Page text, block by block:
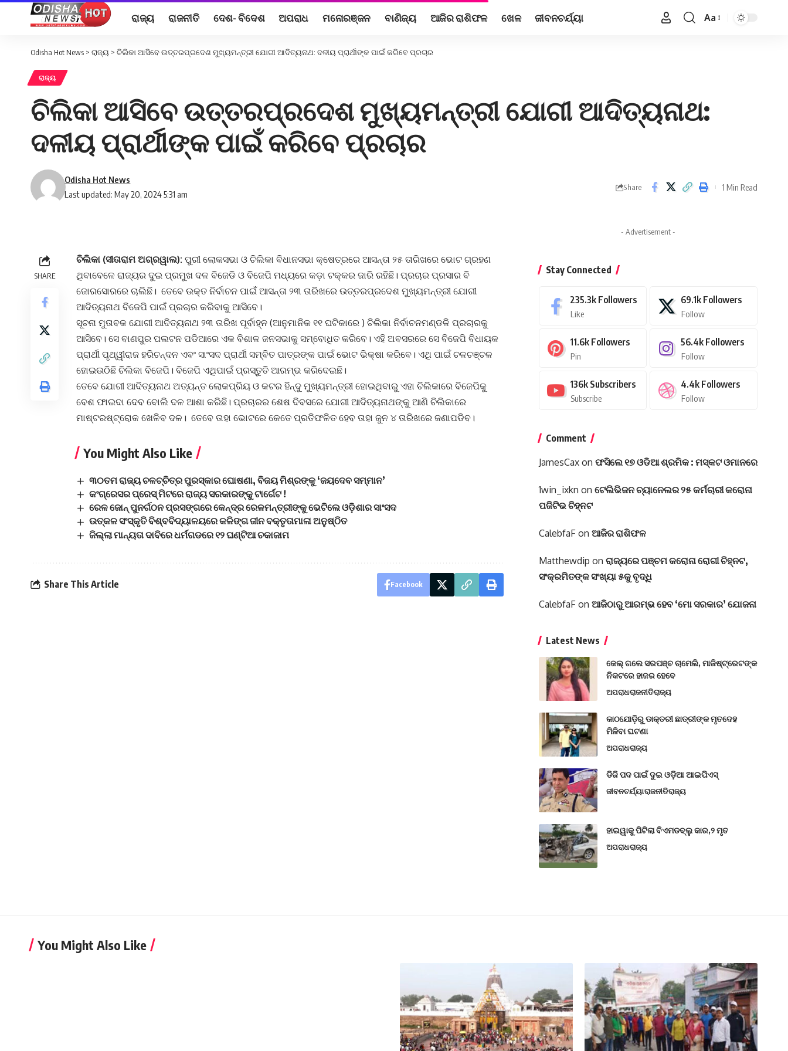
ରାଜ୍ୟ ରାଜନୀତି ଦେଶ- ବିଦେଶ ଅପରାଧ ମନୋରଞ୍ଜନ ବାଣିଜ୍ୟ ଆଜିର ରାଶିଫଳ ଖେଳ ଜୀବନଚର୍ଯ୍ୟା
Font
Aa
Odisha Hot News > ରାଜ୍ୟ > ଚିଲିକା ଆସିବେ ଉତ୍ତରପ୍ରଦେଶ ମୁଖ୍ୟମନ୍ତ୍ରୀ ଯୋଗୀ ଆଦିତ୍ୟନାଥ: ଦଳୀୟ ପ୍ରାର୍ଥୀଙ୍କ ପାଇଁ କରିବେ ପ୍ରଚାର
ରାଜ୍ୟ
ଚିଲିକା ଆସିବେ ଉତ୍ତରପ୍ରଦେଶ ମୁଖ୍ୟମନ୍ତ୍ରୀ ଯୋଗୀ ଆଦିତ୍ୟନାଥ:
ଦଳୀୟ ପ୍ରାର୍ଥୀଙ୍କ ପାଇଁ କରିବେ ପ୍ରଚାର
Last updated: May 20, 2024 5:31 am
Odisha Hot News
Share 1 Min Read
SHARE
ଚିଲିକା (ସୀତାରାମ ଅଗ୍ରୱାଲ): ପୁରୀ ଲୋକସଭା ଓ ଚିଲିକା ବିଧାନସଭା କ୍ଷେତ୍ରରେ ଆସନ୍ତା ୨୫ ତାରିଖରେ ଭୋଟ ଗ୍ରହଣ
ଥିବାବେଳେ ରାଜ୍ୟର ଦୁଇ ପ୍ରମୁଖ ଦଳ ବିଜେଡି ଓ ବିଜେପି ମଧ୍ୟରେ କଡ଼ା ଟକ୍କର ଜାରି ରହିଛି। ପ୍ରଚାର ପ୍ରସାର ବି
ଜୋରସୋରରେ ଚାଲିଛି। ତେବେ ଉକ୍ତ ନିର୍ବାଚନ ପାଇଁ ଆସନ୍ତା ୨୩ ତାରିଖରେ ଉତ୍ତରପ୍ରଦେଶ ମୁଖ୍ୟମନ୍ତ୍ରୀ ଯୋଗୀ
ଆଦିତ୍ୟନାଥ ବିଜେପି ପାଇଁ ପ୍ରଚାର କରିବାକୁ ଆସିବେ।
ସୂଚନା ମୁତାବକ ଯୋଗୀ ଆଦିତ୍ୟନାଥ ୨୩ ତାରିଖ ପୂର୍ବାହ୍ନ (ଆନୁମାନିକ ୧୧ ଘଟିକାରେ ) ଚିଲିକା ନିର୍ବାଚନମଣ୍ଡଳି ପ୍ରଚାରକୁ
ଆସିବେ। ସେ ବାଣପୁର ପଲଟନ ପଡିଆରେ ଏକ ବିଶାଳ ଜନସଭାକୁ ସମ୍ବୋଧିତ କରିବେ। ଏହି ଅବସରରେ ସେ ବିଜେପି ବିଧାୟକ
ପ୍ରାର୍ଥୀ ପୃଥ୍ୱୀରାଜ ହରିଚନ୍ଦନ ଏବଂ ସାଂସଦ ପ୍ରାର୍ଥୀ ସମ୍ବିତ ପାତ୍ରଙ୍କ ପାଇଁ ଭୋଟ ଭିକ୍ଷା କରିବେ। ଏଥି ପାଇଁ ଚଳଚଞ୍ଚଳ
ହୋଇଉଠିଛି ଚିଲିକା ବିଜେପି। ବିଜେପି ଏଥିପାଇଁ ପ୍ରସ୍ତୁତି ଆରମ୍ଭ କରିଦେଇଛି।
ତେବେ ଯୋଗୀ ଆଦିତ୍ୟନାଥ ଅତ୍ୟନ୍ତ ଲୋକପ୍ରିୟ ଓ କଟର ହିନ୍ଦୁ ମୁଖ୍ୟମନ୍ତ୍ରୀ ହୋଇଥିବାରୁ ଏହା ଚିଲିକାରେ ବିଜେପିକୁ
ବେଶ ଫାଇଦା ଦେବ ବୋଲି ଦଳ ଆଶା କରିଛି। ପ୍ରଚାରର ଶେଷ ଦିବସରେ ଯୋଗୀ ଆଦିତ୍ୟନାଥଙ୍କୁ ଆଣି ଚିଲିକାରେ
ମାଷ୍ଟରଷ୍ଟ୍ରୋକ ଖେଳିବ ଦଳ। ତେବେ ତାହା ଭୋଟରେ କେତେ ପ୍ରତିଫଳିତ ହେବ ତାହା ଜୁନ ୪ ତାରିଖରେ ଜଣାପଡିବ।
You Might Also Like
୩୦ତମ ରାଜ୍ୟ ଚଳଚ୍ଚିତ୍ର ପୁରସ୍କାର ଘୋଷଣା, ବିଜୟ ମିଶ୍ରଙ୍କୁ ‘ଜୟଦେବ ସମ୍ମାନ’
କଂଗ୍ରେସର ପ୍ରେସ୍ ମିଟରେ ରାଜ୍ୟ ସରକାରଙ୍କୁ ଟାର୍ଗେଟ !
ରେଳ ଜୋନ୍‌ ପୁନର୍ଗଠନ ପ୍ରସଙ୍ଗରେ କେନ୍ଦ୍ର ରେଳମନ୍ତ୍ରୀଙ୍କୁ ଭେଟିଲେ ଓଡ଼ିଶାର ସାଂସଦ
ଉତ୍କଳ ସଂସ୍କୃତି ବିଶ୍ବବିଦ୍ୟାଳୟରେ କଳିଙ୍ଗ ଜୀନ ବକ୍ତୃତାମାଳା ଅନୁଷ୍ଠିତ
ଜିଲ୍ଲା ମାନ୍ୟତା ଦାବିରେ ଧର୍ମଗଡରେ ୧୨ ଘଣ୍ଟିଆ ଚକାଜାମ
Share This Article Facebook
- Advertisement -
Stay Connected
235.3k Followers
Like
69.1k Followers
Follow
11.6k Followers
Pin
56.4k Followers
Follow
136k Subscribers
Subscribe
4.4k Followers
Follow
Comment
JamesCaxon ଫସିଲେ ୧୭ ଓଡିଆ ଶ୍ରମିକ : ମସ୍କଟ ଓମାନରେ
1win_ixkn on ଟେଲିଭିଜନ ଚ୍ୟାନେଲର ୨୫ କର୍ମଚାରୀ କରୋନା
ପଜିଟିଭ ଚିହ୍ନଟ
CalebfaFon ଆଜିର ରାଶିଫଳ
Matthewdip on ରାଜ୍ୟରେ ପଞ୍ଚମ କରୋନା ରୋଗୀ ଚିହ୍ନଟ,
ସଂକ୍ରମିତଙ୍କ ସଂଖ୍ୟା ୫କୁ ବୃଦ୍ଧି
CalebfaFon ଆଜିଠାରୁ ଆରମ୍ଭ ହେବ ‘ମୋ ସରକାର’ ଯୋଜନା
Latest News
ଜେଲ୍ ଗଲେ ସରପଞ୍ଚ ଚାମେଲି, ମାଜିଷ୍ଟ୍ରେଟଙ୍କ
ନିକଟରେ ହାଜର ହେବେ
ଅପରାଧରାଜନୀତିରାଜ୍ୟ
କାଠଯୋଡ଼ିରୁ ଡାକ୍ତରୀ ଛାତ୍ରୀଙ୍କ ମୃତଦେହ
ମିଳିବା ଘଟଣା
ଅପରାଧରାଜ୍ୟ
ଡିଜି ପଦ ପାଇଁ ଦୁଇ ଓଡ଼ିଆ ଆଇପିଏସ୍
ଜୀବନଚର୍ଯ୍ୟାରାଜନୀତିରାଜ୍ୟ
ହାଇୱାକୁ ପିଟିଲା ବିଏମଡବ୍ଲୁ କାର,୨ ମୃତ
ଅପରାଧରାଜ୍ୟ
You Might Also Like